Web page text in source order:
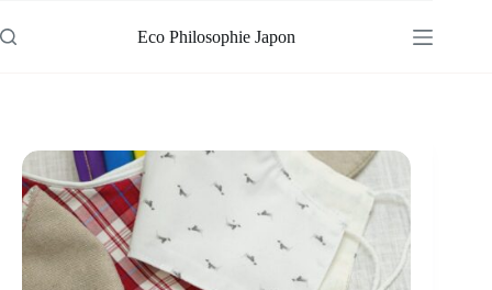
au
contenu
Eco Philosophie Japon